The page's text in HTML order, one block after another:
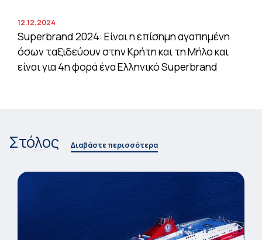
12.12.2024
Superbrand 2024: Είναι η επίσημη αγαπημένη
όσων ταξιδεύουν στην Κρήτη και τη Μήλο και
είναι για 4η φορά ένα Ελληνικό Superbrand
Στόλος Διαβάστε περισσότερα